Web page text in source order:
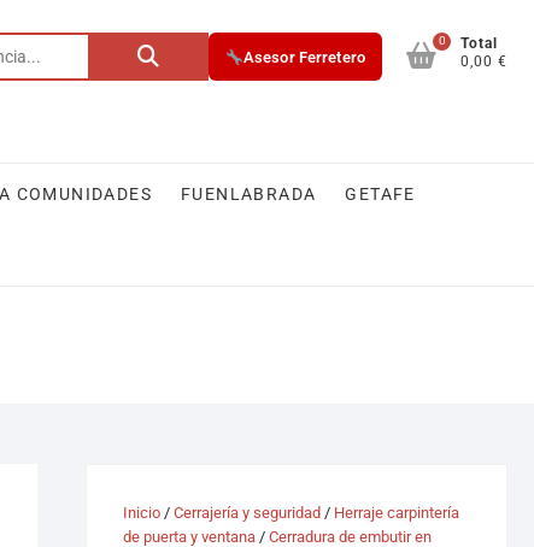
Buscar
Asesor Ferretero
0
Total
0,00 €
COMUNIDADES FUENLABRADA GETAFE
Inicio / Cerrajería y seguridad / Herraje carpintería
de puerta y ventana / Cerradura de embutir en